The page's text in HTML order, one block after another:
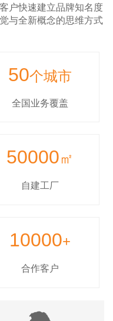
户快速建立品牌知名度
与全新概念的思维方式
50个城市
全国业务覆盖
50000㎡
自建工厂
10000+
合作客户